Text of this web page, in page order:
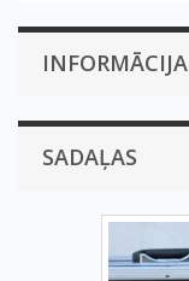
INFORMĀCIJA
SADAĻAS